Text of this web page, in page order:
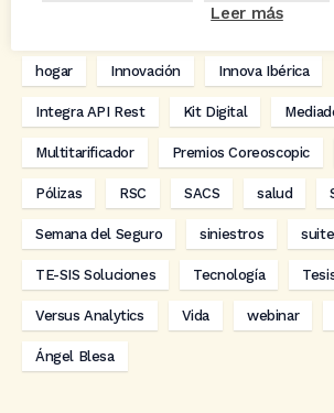
hogar Innovación Innova Ibérica
Integra API Rest Kit Digital
Multitarificador Premios Coreoscopic
Pólizas RSC SACS salud
Semana del Seguro siniestros suite
TE-SIS Soluciones Tecnología
Versus Analytics Vida webinar
Ángel Blesa
Leer más